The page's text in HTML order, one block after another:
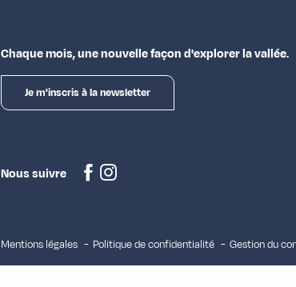
Chaque mois, une nouvelle façon d'explorer la vallée.
Je m'inscris à la newsletter
Nous suivre
Mentions légales Politique de confidentialité Gestion du